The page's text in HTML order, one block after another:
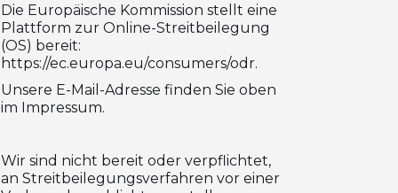
Die Europäische Kommission stellt eine
Plattform zur Online-Streitbeilegung
(OS) bereit:
https://ec.europa.eu/consumers/odr.
Unsere E-Mail-Adresse finden Sie oben
im Impressum.
Wir sind nicht bereit oder verpflichtet,
an Streitbeilegungsverfahren vor einer